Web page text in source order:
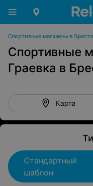
Спортивные магазины в Бресте
Спортивные
Граевка в
Карта
Стандартный
шаблон